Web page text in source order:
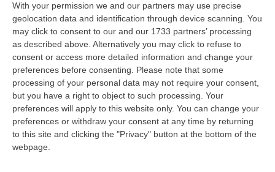
With your permission we and our partners may use precise
geolocation data and identification through device scanning. You
may click to consent to our and our 1733 partners’ processing
as described above. Alternatively you may click to refuse to
consent or access more detailed information and change your
preferences before consenting. Please note that some
processing of your personal data may not require your consent,
but you have a right to object to such processing. Your
preferences will apply to this website only. You can change your
preferences or withdraw your consent at any time by returning
to this site and clicking the "Privacy" button at the bottom of the
webpage.
Travolge I Ciclisti E Poi Torna Indietro Per Investirli Ancora:
Fermato
“Una mattinata in bicicletta si è trasformata in una scena di violenza a
Lanzo Torinese, lungo la strada che conduce verso Coassolo. Un auto…
08 Agosto, 13:18
Investimenti Sostenibili 4.0, 448 Milioni Per Le Imprese Del Sud
“Quattrocentoquarantotto milioni di euro per sostenere gli investimenti
innovativi e sostenibili delle imprese del Mezzogiorno, Calabria com…
08 Agosto, 12:29